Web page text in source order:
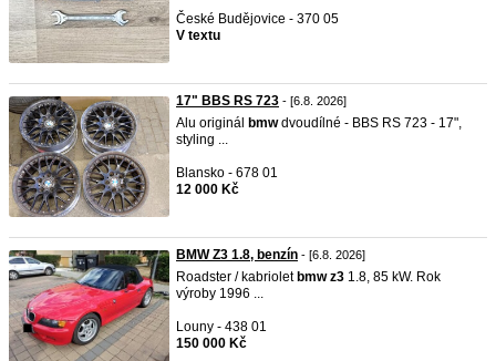
České Budějovice - 370 05
V textu
17" BBS RS 723 - [6.8. 2026]
Alu originál bmwdvoudílné - BBS RS 723 - 17",
styling ...
Blansko - 678 01
12 000 Kč
BMW Z3 1.8, benzín - [6.8. 2026]
Roadster / kabriolet bmw z3 1.8, 85 kW. Rok
výroby 1996 ...
Louny - 438 01
150 000 Kč